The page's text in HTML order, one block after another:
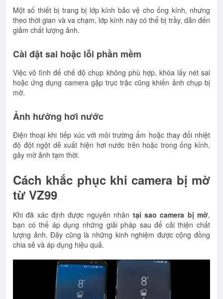
Một số thiết bị trang bị lớp kính bảo vệ cho ống kính, nhưng
theo thời gian và va chạm, lớp kính này có thể bị trầy, dẫn đến
giảm chất lượng ảnh.
Cài đặt sai hoặc lỗi phần mềm
Việc vô tình để chế độ chụp không phù hợp, khóa lấy nét sai
hoặc ứng dụng camera gặp trục trặc cũng khiến ảnh chụp bị
mờ.
Ảnh hưởng hơi nước
Điện thoại khi tiếp xúc với môi trường ẩm hoặc thay đổi nhiệt
độ đột ngột dễ xuất hiện hơi nước trên hoặc trong ống kính,
gây mờ ảnh tạm thời.
Cách khắc phục khi camera bị mờ
từ VZ99
Khi đã xác định được nguyên nhân tại sao camera bị mờ,
bạn có thể áp dụng những giải pháp sau để cải thiện chất
lượng ảnh. Đây cũng là những kinh nghiệm được cộng đồng
chia sẻ và áp dụng hiệu quả.